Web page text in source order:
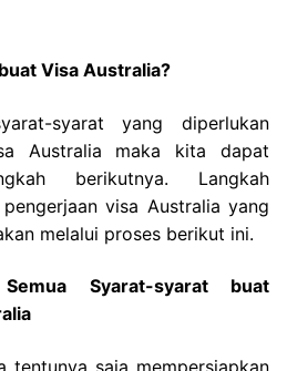
Visa Australia?
syarat yang diperlukan
Australia maka kita dapat
berikutnya. Langkah
visa Australia yang
melalui proses berikut ini.
Syarat-syarat buat
tentunya saja mempersiapkan